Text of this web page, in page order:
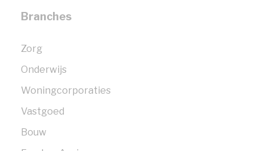
Branches
Zorg
Onderwijs
Woningcorporaties
Vastgoed
Bouw